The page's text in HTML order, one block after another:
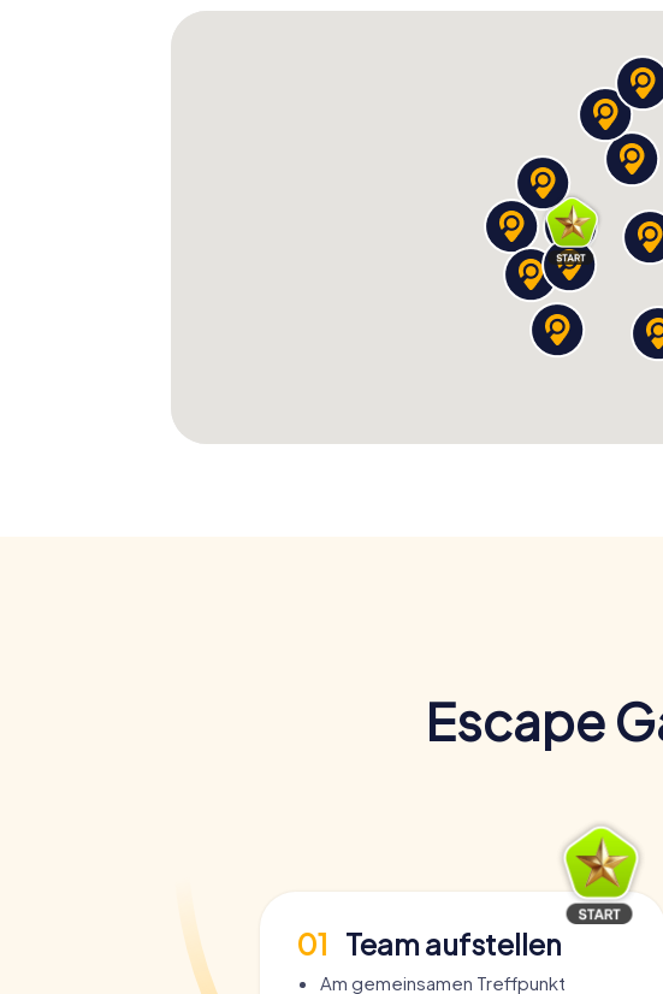
Escape
01 Team aufstellen
Am gemeinsamen Treffpunkt